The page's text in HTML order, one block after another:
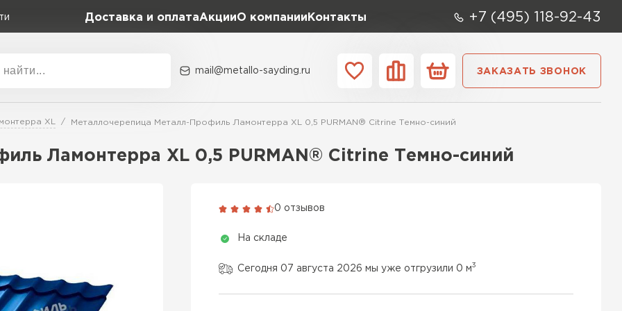
Доставка и оплатаАкцииО компании Контакты +7 (495) 118-92-43
Коллекция
Classic Grand Line
Монтеррей Grand Line
Доборные элементы
mail@metallo-sayding.ru ЗАКАЗАТЬ ЗВОНОК
XL Металлочерепица Металл-Профиль Ламонтерра XL 0,5 PURMAN® Citrine Темно-синий
Ламонтерра XL 0,5 PURMAN® Citrine Темно-синий
0 отзывов
На складе
Сегодня 07 августа 2026 мы уже отгрузили 0 м3